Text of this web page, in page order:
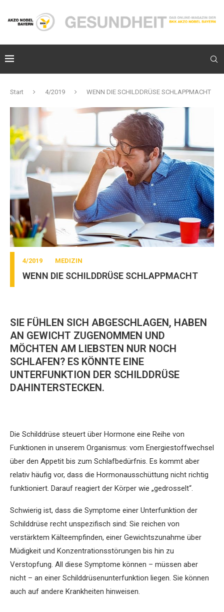
Start 4/2019 WENN DIE SCHILDDRÜSE SCHLAPPMACHT
4/2019 MEDIZIN
WENN DIE SCHILDDRÜSE SCHLAPPMACHT
SIE FÜHLEN SICH ABGESCHLAGEN, HABEN
AN GEWICHT ZUGENOMMEN UND
MÖCHTEN AM LIEBSTEN NUR NOCH
SCHLAFEN? ES KÖNNTE EINE
UNTERFUNKTION DER SCHILDDRÜSE
DAHINTERSTECKEN.
Die Schilddrüse steuert über Hormone eine Reihe von
Funktionen in unserem Organismus: vom Energiestoffwechsel
über den Appetit bis zum Schlafbedürfnis. Es kommt aber
relativ häufig vor, dass die Hormonausschüttung nicht richtig
funktioniert. Darauf reagiert der ­Körper wie „gedrosselt“.
Schwierig ist, dass die Symptome einer Unterfunktion der
Schilddrüse recht unspezifisch sind: Sie reichen von
verstärktem Kälteempfinden, einer Gewichtszunahme über
Müdigkeit und Konzentrationsstörungen bis hin zu
Verstopfung. All diese Symptome können – müssen aber
nicht – an einer Schilddrüsenunterfunktion liegen. Sie können
auch auf andere Krankheiten hinweisen.